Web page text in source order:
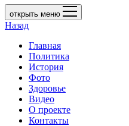
открыть меню
Назад
Главная
Политика
История
Фото
Здоровье
Видео
О проекте
Контакты